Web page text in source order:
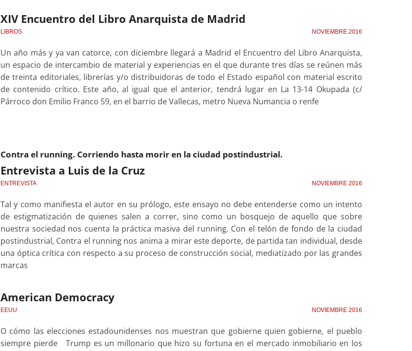
XIV Encuentro del Libro Anarquista de Madrid
LIBROS NOVIEMBRE 2016
Un año más y ya van catorce, con diciembre llegará a Madrid el Encuentro del Libro Anarquista,
un espacio de intercambio de material y experiencias en el que durante tres días se reúnen más
de treinta editoriales, librerías y/o distribuidoras de todo el Estado español con material escrito
de contenido crítico. Este año, al igual que el anterior, tendrá lugar en La 13-14 Okupada (c/
Párroco don Emilio Franco 59, en el barrio de Vallecas, metro Nueva Numancia o renfe
Contra el running. Corriendo hasta morir en la ciudad postindustrial.
Entrevista a Luis de la Cruz
ENTREVISTA NOVIEMBRE 2016
Tal y como manifiesta el autor en su prólogo, este ensayo no debe entenderse como un intento
de estigmatización de quienes salen a correr, sino como un bosquejo de aquello que sobre
nuestra sociedad nos cuenta la práctica masiva del running. Con el telón de fondo de la ciudad
postindustrial, Contra el running nos anima a mirar este deporte, de partida tan individual, desde
una óptica crítica con respecto a su proceso de construcción social, mediatizado por las grandes
marcas
American Democracy
EEUU NOVIEMBRE 2016
O cómo las elecciones estadounidenses nos muestran que gobierne quien gobierne, el pueblo
siempre pierde Trump es un millonario que hizo su fortuna en el mercado inmobiliario en los